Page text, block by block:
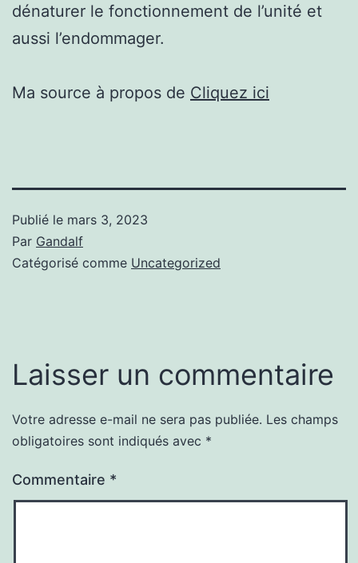
dénaturer le fonctionnement de l’unité et
aussi l’endommager.
Ma source à propos de Cliquez ici
Publié le mars 3, 2023
Par Gandalf
Catégorisé comme Uncategorized
Laisser un commentaire
Votre adresse e-mail ne sera pas publiée. Les champs
obligatoires sont indiqués avec *
Commentaire *